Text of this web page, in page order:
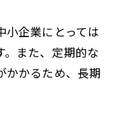
小企業にとっては
。また、定期的な
かかるため、長期